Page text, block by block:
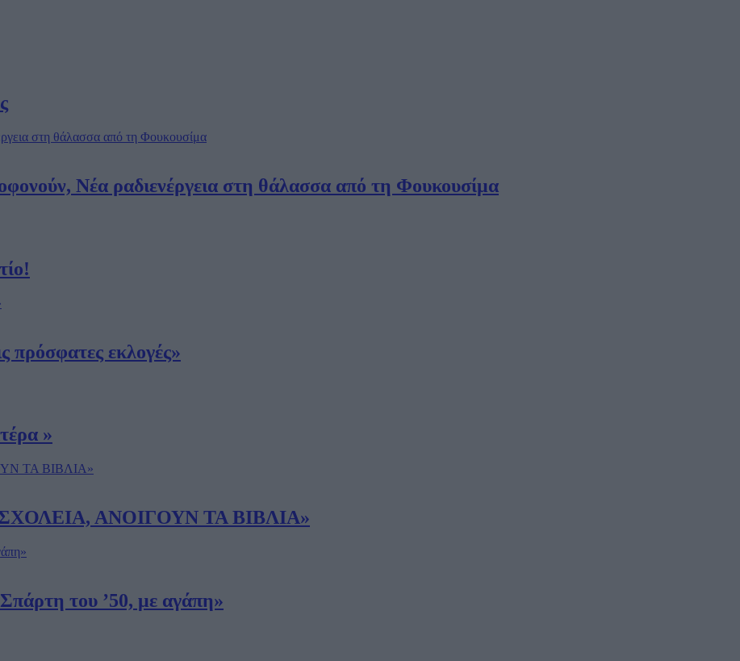
Νέα ραδιενέργεια στη θάλασσα από τη Φουκουσίμα
εκλογές»
»
ΣΧΟΛΕΙΑ, ΑΝΟΙΓΟΥΝ ΤΑ ΒΙΒΛΙΑ»
του ’50, με αγάπη»